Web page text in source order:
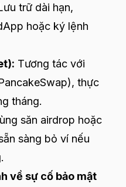
trữ dài hạn,
hoặc ký lệnh
Tương tác với
thực
tháng.
săn airdrop hoặc
sàng bỏ ví nếu
về sự cố bảo mật